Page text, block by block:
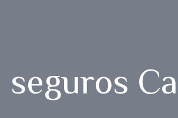
seguros